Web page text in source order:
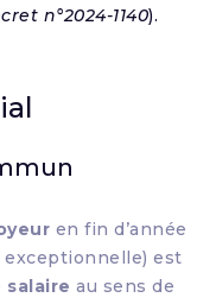
n°2024-1140).
en fin d’année
exceptionnelle) est
salaire au sens de